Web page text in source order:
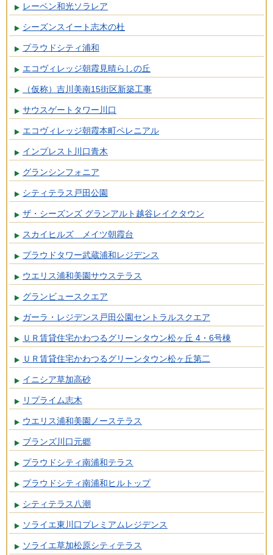
レーベン和光ソラレア
シーズンスイート志木の杜
プラウドシティ浦和
エコヴィレッジ朝霞見晴らしの丘
（仮称）吉川美南15街区新築工事
サウスゲートタワー川口
エコヴィレッジ朝霞本町ペレニアル
インプレスト川口青木
グランシンフォニア
シティテラス戸田公園
ザ・シーズンズ グランアルト越谷レイクタウン
スカイヒルズ メイツ朝霞台
プラウドタワー武蔵浦和レジデンス
ウエリス浦和美園サウステラス
グランビュースクエア
ガーラ・レジデンス戸田公園セントラルスクエア
ＵＲ賃貸住宅かわつるグリーンタウン松ヶ丘 4・6号棟
ＵＲ賃貸住宅かわつるグリーンタウン松ヶ丘第二
イニシア草加高砂
リプライム志木
ウエリス浦和美園ノーステラス
ブランズ川口元郷
プラウドシティ南浦和テラス
プラウドシティ南浦和ヒルトップ
シティテラス八潮
ソライエ東川口プレミアムレジデンス
ソライエ草加松原シティテラス